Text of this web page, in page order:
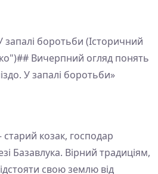
запалі боротьби (Історичний
Вичерпний огляд понять
У запалі боротьби»
козак, господар
Базавлука. Вірний традиціям,
свою землю від